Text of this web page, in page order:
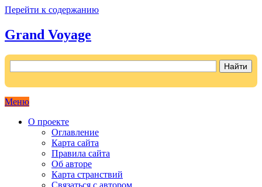
Перейти к содержанию
Grand Voyage
Меню
О проекте
Оглавление
Карта сайта
Правила сайта
Об авторе
Карта странствий
Связаться с автором